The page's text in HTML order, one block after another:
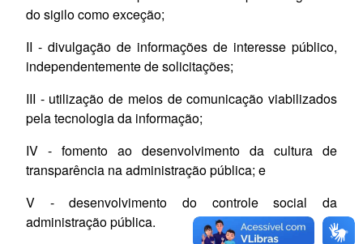
do sigilo como exceção;
II - divulgação de informações de interesse público,
independentemente de solicitações;
III - utilização de meios de comunicação viabilizados
pela tecnologia da informação;
IV - fomento ao desenvolvimento da cultura de
transparência na administração pública; e
V - desenvolvimento do controle social da
administração pública.